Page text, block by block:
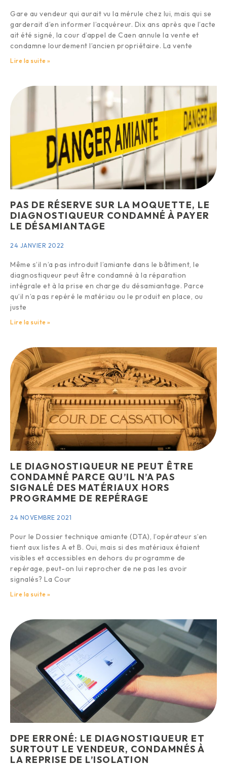
Gare au vendeur qui aurait vu la mérule chez lui, mais qui se
garderait d’en informer l’acquéreur. Dix ans après que l’acte
ait été signé, la cour d’appel de Caen annule la vente et
condamne lourdement l’ancien propriétaire. La vente
Lire la suite »
PAS DE RÉSERVE SUR LA MOQUETTE, LE
DIAGNOSTIQUEUR CONDAMNÉ À PAYER
LE DÉSAMIANTAGE
24 JANVIER 2022
Même s’il n’a pas introduit l’amiante dans le bâtiment, le
diagnostiqueur peut être condamné à la réparation
intégrale et à la prise en charge du désamiantage. Parce
qu’il n’a pas repéré le matériau ou le produit en place, ou
juste
Lire la suite »
LE DIAGNOSTIQUEUR NE PEUT ÊTRE
CONDAMNÉ PARCE QU’IL N’A PAS
SIGNALÉ DES MATÉRIAUX HORS
PROGRAMME DE REPÉRAGE
24 NOVEMBRE 2021
Pour le Dossier technique amiante (DTA), l’opérateur s’en
tient aux listes A et B. Oui, mais si des matériaux étaient
visibles et accessibles en dehors du programme de
repérage, peut-on lui reprocher de ne pas les avoir
signalés? La Cour
Lire la suite »
DPE ERRONÉ: LE DIAGNOSTIQUEUR ET
SURTOUT LE VENDEUR, CONDAMNÉS À
LA REPRISE DE L’ISOLATION